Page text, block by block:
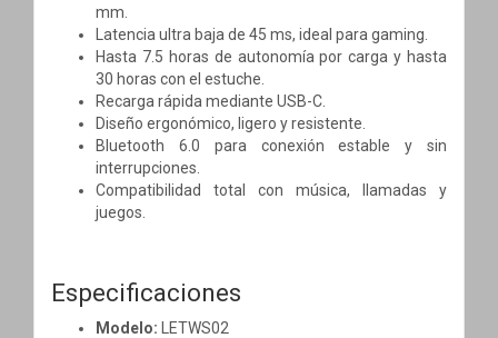
mm.
Latencia ultra baja de 45 ms, ideal para gaming.
Hasta 7.5 horas de autonomía por carga y hasta
30 horas con el estuche.
Recarga rápida mediante USB-C.
Diseño ergonómico, ligero y resistente.
Bluetooth 6.0 para conexión estable y sin
interrupciones.
Compatibilidad total con música, llamadas y
juegos.
Especificaciones
Modelo: LETWS02